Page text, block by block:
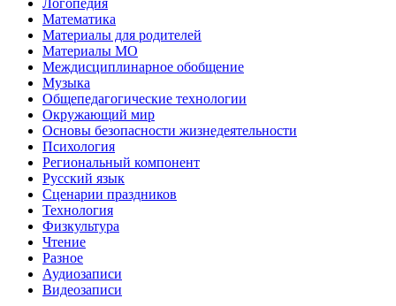
Математика
Материалы для родителей
Материалы МО
Междисциплинарное обобщение
Музыка
Общепедагогические технологии
Окружающий мир
Основы безопасности жизнедеятельности
Психология
Региональный компонент
Русский язык
Сценарии праздников
Технология
Физкультура
Чтение
Разное
Аудиозаписи
Видеозаписи